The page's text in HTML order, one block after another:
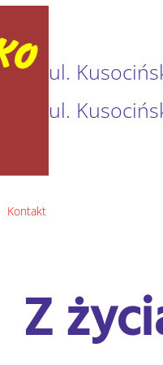
ul.
ul.
Kontakt
Z